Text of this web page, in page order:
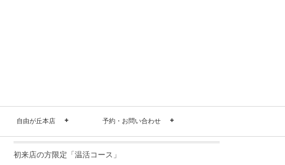
自由が丘本店 予約・お問い合わせ
初来店の方限定「温活コース」